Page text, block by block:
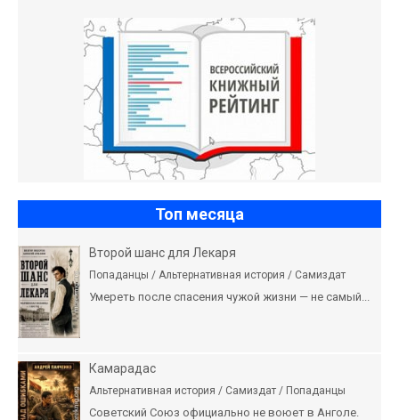
Топ месяца
Второй шанс для Лекаря
Попаданцы / Альтернативная история / Самиздат
Умереть после спасения чужой жизни — не самый...
Камарадас
Альтернативная история / Самиздат / Попаданцы
Советский Союз официально не воюет в Анголе.